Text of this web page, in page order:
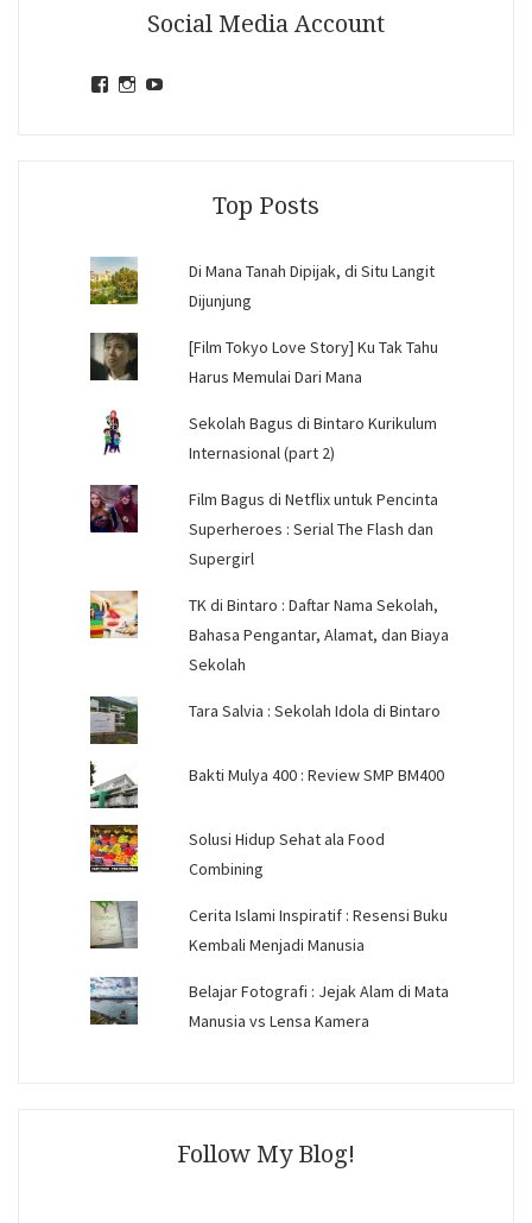
Social Media Account
ViewView
Top Posts
Di Mana Tanah Dipijak, di Situ Langit
Dijunjung
[Film Tokyo Love Story] Ku Tak Tahu
Harus Memulai Dari Mana
Sekolah Bagus di Bintaro Kurikulum
Internasional (part 2)
Film Bagus di Netflix untuk Pencinta
Superheroes : Serial The Flash dan
Supergirl
TK di Bintaro : Daftar Nama Sekolah,
Bahasa Pengantar, Alamat, dan Biaya
Sekolah
Tara Salvia : Sekolah Idola di Bintaro
Bakti Mulya 400 : Review SMP BM400
Solusi Hidup Sehat ala Food
Combining
Cerita Islami Inspiratif : Resensi Buku
Kembali Menjadi Manusia
Belajar Fotografi : Jejak Alam di Mata
Manusia vs Lensa Kamera
Follow My Blog!